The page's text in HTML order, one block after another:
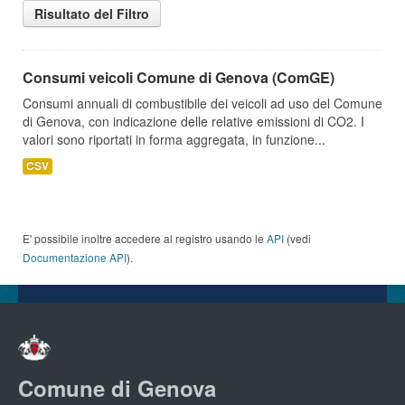
Risultato del Filtro
Consumi veicoli Comune di Genova (ComGE)
Consumi annuali di combustibile dei veicoli ad uso del Comune
di Genova, con indicazione delle relative emissioni di CO2. I
valori sono riportati in forma aggregata, in funzione...
CSV
E' possibile inoltre accedere al registro usando le API (vedi
Documentazione API).
Comune di Genova